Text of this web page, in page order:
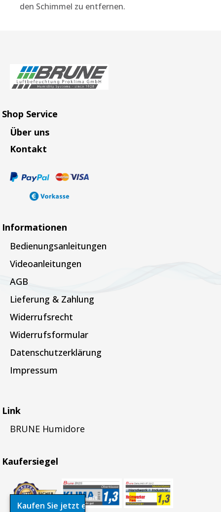
den Schimmel zu entfernen.
Kaufen Sie jetzt einen Luftreiniger. Beseitigen Sie
Shop Service
Über uns
Kontakt
Informationen
Bedienungsanleitungen
Videoanleitungen
AGB
Lieferung & Zahlung
Widerrufsrecht
Widerrufsformular
Datenschutzerklärung
Impressum
Link
BRUNE Humidore
Kaufersiegel